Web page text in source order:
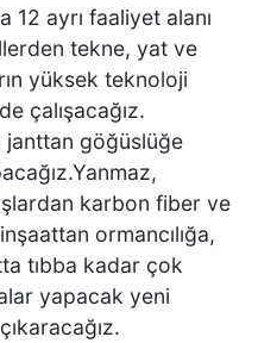
DEPREM ANI
KAMERASINA
KORKUTAN
MARKETİ BU HALE
12 ayrı faaliyet alanı
tekne, yat ve
yüksek teknoloji
çalışacağız.
janttan göğüslüğe
karbon fiber ve
ormancılığa,
tıbba kadar çok
yapacak yeni